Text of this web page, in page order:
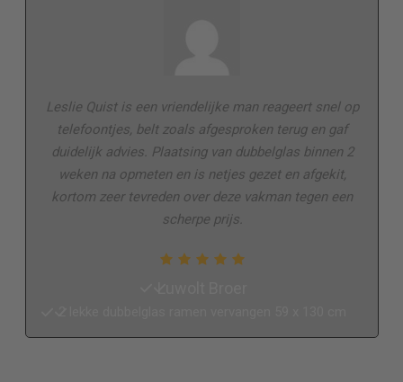
Leslie Quist is een vriendelijke man reageert snel op
telefoontjes, belt zoals afgesproken terug en gaf
duidelijk advies. Plaatsing van dubbelglas binnen 2
weken na opmeten en is netjes gezet en afgekit,
kortom zeer tevreden over deze vakman tegen een
scherpe prijs.